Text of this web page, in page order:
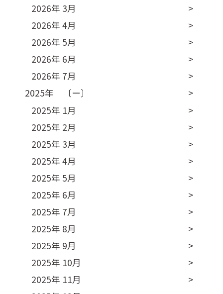
2026年 3月
2026年 4月
2026年 5月
2026年 6月
2026年 7月
2025年 〔ー〕
2025年 1月
2025年 2月
2025年 3月
2025年 4月
2025年 5月
2025年 6月
2025年 7月
2025年 8月
2025年 9月
2025年 10月
2025年 11月